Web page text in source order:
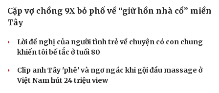
Cặp vợ chồng 9X bỏ phố về “giữ hồn nhà cổ” miền
Tây
Lời đề nghị của người tình trẻ về chuyện có con chung
khiến tôi bế tắc ở tuổi 80
Clip anh Tây 'phê' và ngơ ngác khi gội đầu massage ở
Việt Nam hút 24 triệu view